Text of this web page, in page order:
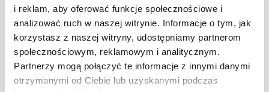
i reklam, aby oferować funkcje społecznościowe i
analizować ruch w naszej witrynie. Informacje o tym, jak
korzystasz z naszej witryny, udostępniamy partnerom
społecznościowym, reklamowym i analitycznym.
Partnerzy mogą połączyć te informacje z innymi danymi
otrzymanymi od Ciebie lub uzyskanymi podczas
Madonna, Michael Jackson, Prince, Police,
Pointer Sisters, Tina Turner, Wham!, Whitney
Houston, ZZ Top
Ace of Base, Backstreet Boys, Beyoncé, Britney
Spears, Daft Punk, Destiny’s Child, DMX, Dr. Dre,